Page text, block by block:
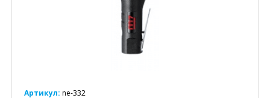
Артикул: ne-332